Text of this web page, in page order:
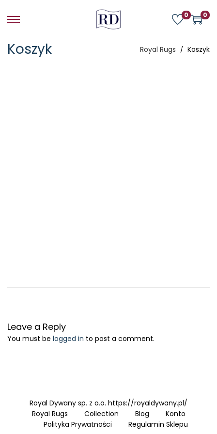
0 0
Koszyk Royal Rugs Koszyk
Leave a Reply
You must be logged in to post a comment.
Royal Dywany sp. z o.o. https://royaldywany.pl/
Royal Rugs
Collection Blog
Konto
Polityka Prywatności
Regulamin Sklepu